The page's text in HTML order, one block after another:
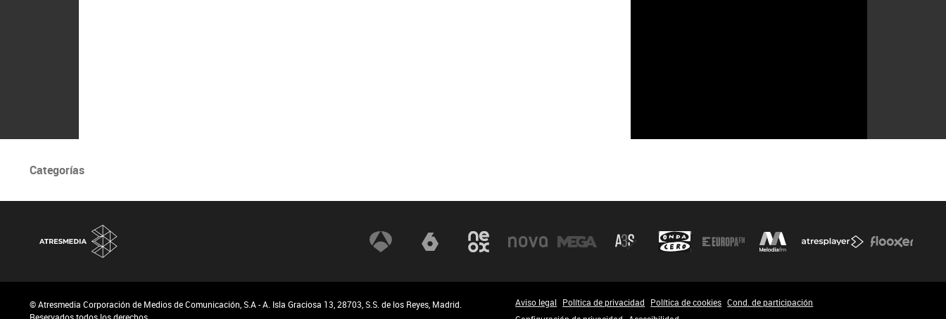
Categorías
© Atresmedia Corporación de Medios de Comunicación, S.A - A. Isla Graciosa 13, 28703, S.S. de los Reyes, Madrid.
Aviso legal Política de privacidad Política de cookies Cond. de participación